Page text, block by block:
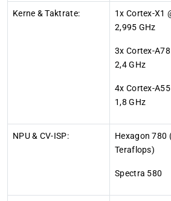
Kerne & Taktrate:
1x Cortex-X1
2,995 GHz
3x Cortex-A78
2,4 GHz
4x Cortex-A55
1,8 GHz
NPU & CV-ISP:
Hexagon 780
Teraflops)
Spectra 580